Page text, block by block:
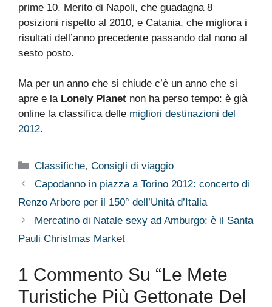
prime 10. Merito di Napoli, che guadagna 8
posizioni rispetto al 2010, e Catania, che migliora i
risultati dell’anno precedente passando dal nono al
sesto posto.
Ma per un anno che si chiude c’è un anno che si
apre e la Lonely Planet non ha perso tempo: è già
online la classifica delle migliori destinazioni del
2012.
Categorie
Classifiche,Consigli di viaggio
Capodanno in piazza a Torino 2012: concerto di
Renzo Arbore per il 150° dell’Unità d’Italia
Mercatino di Natale sexy ad Amburgo: è il Santa
Pauli Christmas Market
1 Commento Su “Le Mete
Turistiche Più Gettonate Del